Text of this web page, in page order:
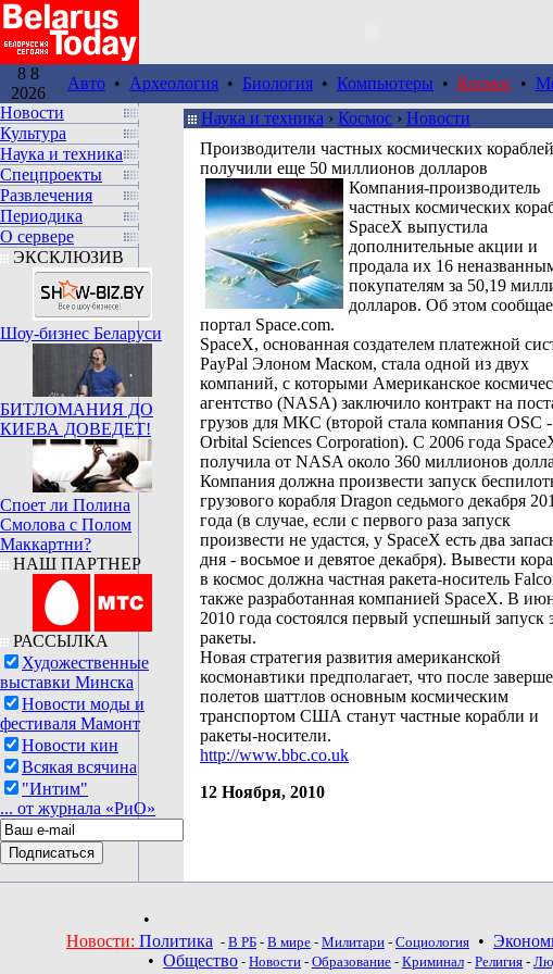
8 8
2026
Авто • Археология • Биология • Компьютеры • Космос •
Новости
Культура
Наука и техника
Спецпроекты
Развлечения
Периодика
О сервере
ЭКСКЛЮЗИВ
Шоу-бизнес Беларуси
БИТЛОМАНИЯ ДО
КИЕВА ДОВЕДЕТ!
Споет ли Полина
Смолова с Полом
Маккартни?
НАШ ПАРТНЕР
РАССЫЛКА
Художественные
выставки Минска
Новости моды и
фестиваля Мамонт
Новости кин
Всякая всячина
"Интим"
... от журнала «РиО»
Наука и техника › Космос › Новости
Производители частных космических кораблей
получили еще 50 миллионов долларов
Компания-производитель
частных космических
SpaceX выпустила
дополнительные акции и
продала их 16
покупателям за 50,19
долларов. Об этом
портал Space.com.
SpaceX, основанная создателем платежной
PayPal Элоном Маском, стала одной из двух
компаний, с которыми Американское
агентство (NASA) заключило контракт на
грузов для МКС (второй стала компания OSC -
Orbital Sciences Corporation). С 2006 года
получила от NASA около 360 миллионов
Компания должна произвести запуск
грузового корабля Dragon седьмого декабря
года (в случае, если с первого раза запуск
произвести не удастся, у SpaceX есть два
дня - восьмое и девятое декабря). Вывести
в космос должна частная ракета-носитель
также разработанная компанией SpaceX. В
2010 года состоялся первый успешный запуск
ракеты.
Новая стратегия развития американской
космонавтики предполагает, что после
полетов шаттлов основным космическим
транспортом США станут частные корабли и
ракеты-носители.
http://www.bbc.co.uk
12 Ноября, 2010
•
Новости: Политика - В РБ - В мире - Милитари - Социология •
• Общество - Новости - Образование - Криминал - Религия -